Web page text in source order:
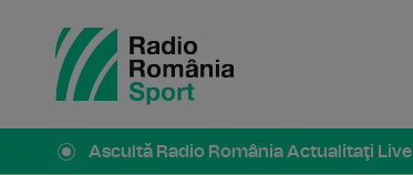
Ascultă Radio România Actualitaţi Live